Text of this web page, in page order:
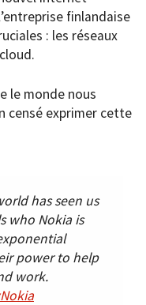
finlandaise
: les réseaux
le monde nous
censé exprimer cette
has seen us
who Nokia is
power to help
work.